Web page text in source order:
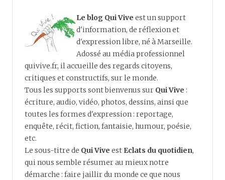
Le blog Qui Vive est un support
d'information, de réflexion et
d'expression libre, né à Marseille.
Adossé au média professionnel
quivive.fr, il accueille des regards citoyens,
critiques et constructifs, sur le monde.
Tous les supports sont bienvenus sur Qui Vive :
écriture, audio, vidéo, photos, dessins, ainsi que
toutes les formes d'expression : reportage,
enquête, récit, fiction, fantaisie, humour, poésie,
etc.
Le sous-titre de Qui Vive est Eclats du quotidien,
qui nous semble résumer au mieux notre
démarche : faire jaillir du monde ce que nous